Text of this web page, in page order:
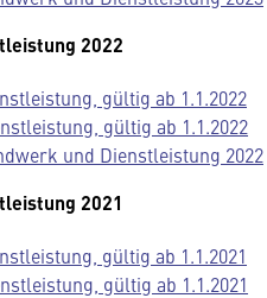
2022
gültig ab 1.1.2022
gültig ab 1.1.2022
und Dienstleistung 2022
2021
gültig ab 1.1.2021
gültig ab 1.1.2021